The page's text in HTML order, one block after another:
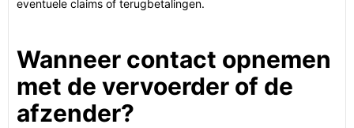
eventuele claims of terugbetalingen.
Wanneer contact opnemen
met de vervoerder of de
afzender?